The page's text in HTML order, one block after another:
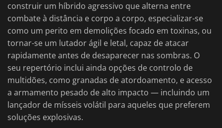
construir um híbrido agressivo que alterna entre
combate à distância e corpo a corpo, especializar-se
como um perito em demolições focado em toxinas, ou
tornar-se um lutador ágil e letal, capaz de atacar
rapidamente antes de desaparecer nas sombras. O
seu repertório inclui ainda opções de controlo de
multidões, como granadas de atordoamento, e acesso
a armamento pesado de alto impacto — incluindo um
lançador de mísseis volátil para aqueles que preferem
soluções explosivas.